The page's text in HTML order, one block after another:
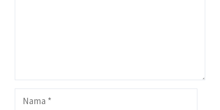
Nama